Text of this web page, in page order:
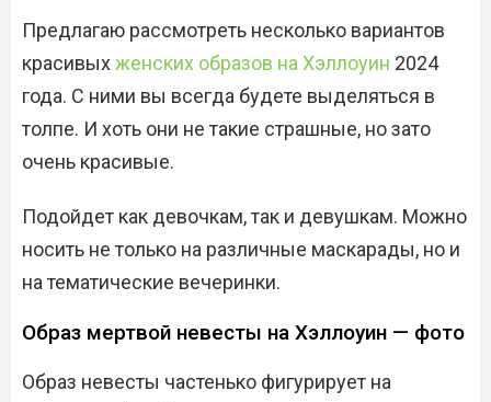
Предлагаю рассмотреть несколько вариантов
красивыхженских образов на Хэллоуин 2024
года. С ними вы всегда будете выделяться в
толпе. И хоть они не такие страшные, но зато
очень красивые.
Подойдет как девочкам, так и девушкам. Можно
носить не только на различные маскарады, но и
на тематические вечеринки.
Образ мертвой невесты на Хэллоуин — фото
Образ невесты частенько фигурирует на